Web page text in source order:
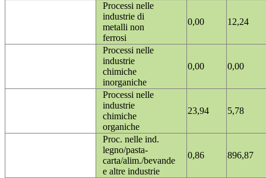
Processi nelle
industrie di
metalli non
ferrosi
0,00 12,24
Processi nelle
industrie
chimiche
inorganiche
0,00 0,00
Processi nelle
industrie
chimiche
organiche
23,94 5,78
Proc. nelle ind.
legno/pasta-
carta/alim./bevande
e altre industrie
0,86 896,87